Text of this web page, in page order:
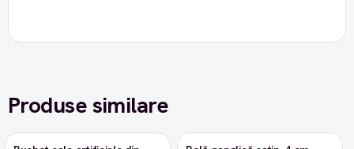
Produse similare